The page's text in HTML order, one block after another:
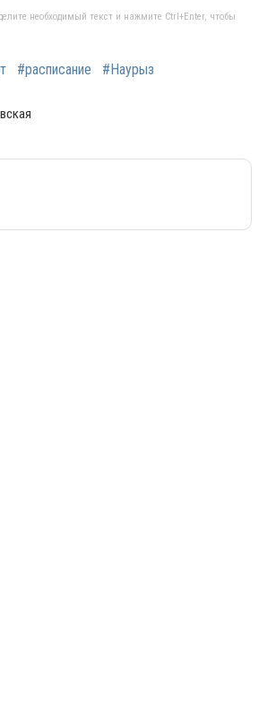
необходимый текст и нажмите Ctrl+Enter, чтобы
#расписание #Наурыз